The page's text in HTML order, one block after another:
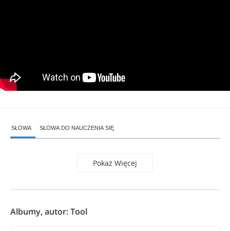
SŁOWA SŁOWA DO NAUCZENIA SIĘ
Pokaż Więcej
Albumy, autor: Tool